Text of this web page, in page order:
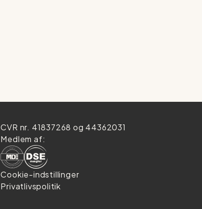
CVR nr. 41837268 og 44362031
Medlem af:
Cookie-indstillinger
Privatlivspolitik